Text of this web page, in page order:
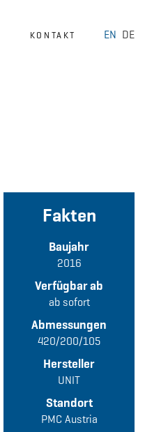
KONTAKT EN DE
Fakten
Baujahr
2016
Verfügbar ab
ab sofort
Abmessungen
420/200/105
Hersteller
UNIT
Standort
PMC Austria